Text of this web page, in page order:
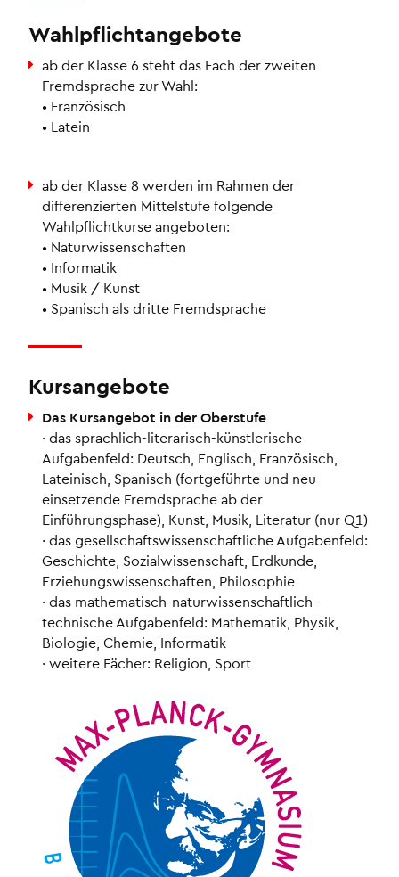
Wahlpflichtangebote
ab der Klasse 6 steht das Fach der zweiten
Fremdsprache zur Wahl:
• Französisch
• Latein
ab der Klasse 8 werden im Rahmen der
differenzierten Mittelstufe folgende
Wahlpflichtkurse angeboten:
• Naturwissenschaften
• Informatik
• Musik / Kunst
• Spanisch als dritte Fremdsprache
Kursangebote
Das Kursangebot in der Oberstufe
· das sprachlich-literarisch-künstlerische
Aufgabenfeld: Deutsch, Englisch, Französisch,
Lateinisch, Spanisch (fortgeführte und neu
einsetzende Fremdsprache ab der
Einführungsphase), Kunst, Musik, Literatur (nur Q1)
· das gesellschaftswissenschaftliche Aufgabenfeld:
Geschichte, Sozialwissenschaft, Erdkunde,
Erziehungswissenschaften, Philosophie
· das mathematisch-naturwissenschaftlich-
technische Aufgabenfeld: Mathematik, Physik,
Biologie, Chemie, Informatik
· weitere Fächer: Religion, Sport